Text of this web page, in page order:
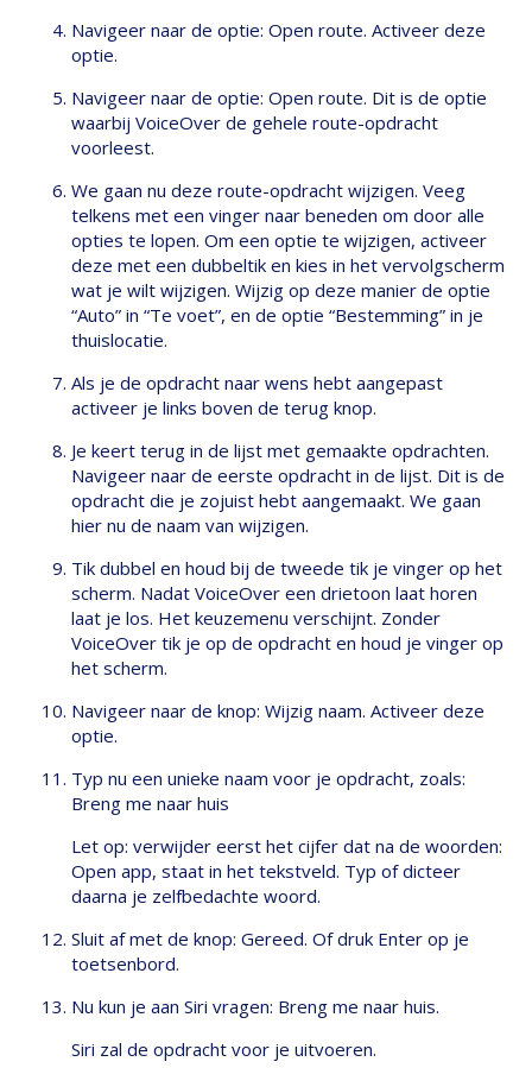
Navigeer naar de optie: Open route. Activeer deze
optie.
Navigeer naar de optie: Open route. Dit is de optie
waarbij VoiceOver de gehele route-opdracht
voorleest.
We gaan nu deze route-opdracht wijzigen. Veeg
telkens met een vinger naar beneden om door alle
opties te lopen. Om een optie te wijzigen, activeer
deze met een dubbeltik en kies in het vervolgscherm
wat je wilt wijzigen. Wijzig op deze manier de optie
“Auto” in “Te voet”, en de optie “Bestemming” in je
thuislocatie.
Als je de opdracht naar wens hebt aangepast
activeer je links boven de terug knop.
Je keert terug in de lijst met gemaakte opdrachten.
Navigeer naar de eerste opdracht in de lijst. Dit is de
opdracht die je zojuist hebt aangemaakt. We gaan
hier nu de naam van wijzigen.
Tik dubbel en houd bij de tweede tik je vinger op het
scherm. Nadat VoiceOver een drietoon laat horen
laat je los. Het keuzemenu verschijnt. Zonder
VoiceOver tik je op de opdracht en houd je vinger op
het scherm.
Navigeer naar de knop: Wijzig naam. Activeer deze
optie.
Typ nu een unieke naam voor je opdracht, zoals:
Breng me naar huis
Let op: verwijder eerst het cijfer dat na de woorden:
Open app, staat in het tekstveld. Typ of dicteer
daarna je zelfbedachte woord.
Sluit af met de knop: Gereed. Of druk Enter op je
toetsenbord.
Nu kun je aan Siri vragen: Breng me naar huis.
Siri zal de opdracht voor je uitvoeren.